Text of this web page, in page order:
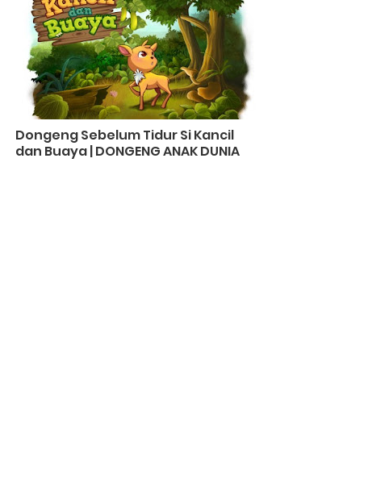
Dongeng Sebelum Tidur Si Kancil
dan Buaya | DONGENG ANAK DUNIA